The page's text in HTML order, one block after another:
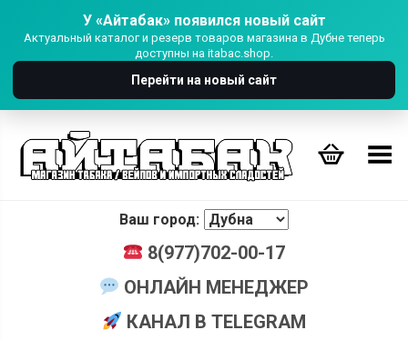
У «Айтабак» появился новый сайт
Актуальный каталог и резерв товаров магазина в Дубне теперь
доступны на itabac.shop.
Перейти на новый сайт
Переключить Меню
Ваш город:
8(977)702-00-17
ОНЛАЙН МЕНЕДЖЕР
КАНАЛ В TELEGRAM